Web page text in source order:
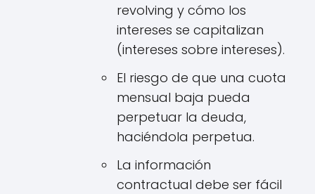
revolving y cómo los
intereses se capitalizan
(intereses sobre intereses).
El riesgo de que una cuota
mensual baja pueda
perpetuar la deuda,
haciéndola perpetua.
La información
contractual debe ser fácil